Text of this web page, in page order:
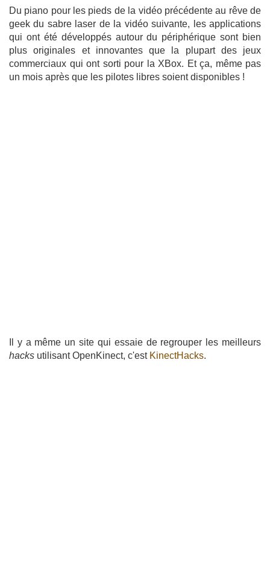
Du piano pour les pieds de la vidéo précédente au rêve de
geek du sabre laser de la vidéo suivante, les applications
qui ont été développés autour du périphérique sont bien
plus originales et innovantes que la plupart des jeux
commerciaux qui ont sorti pour la XBox. Et ça, même pas
un mois après que les pilotes libres soient disponibles !
Il y a même un site qui essaie de regrouper les meilleurs
hacks utilisant OpenKinect, c'est KinectHacks.